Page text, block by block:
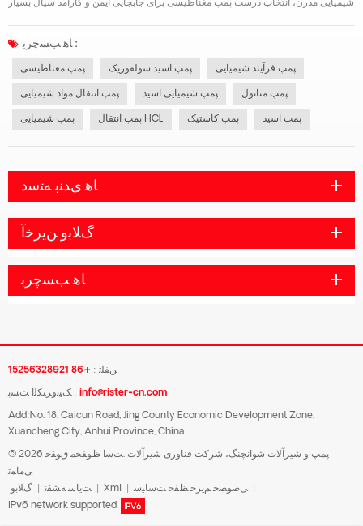
شیمیایی مدرن، انتخاب درست پمپ مغناطیسی برای جابجایی ایمن و کارآمد سیال بسیار
ﺎﻫ ﺐﺴﭼﺮﺑ :
پمپ مغناطیسی پمپ اسید سولفوریک پمپ فرآیند شیمیایی
پمپ انتقال مواد شیمیایی پمپ شیمیایی اسید پمپ متانول
پمپ شیمیایی پمپ انتقال HCL پمپ کاستیک پمپ اسید
ﺎﻫ ﯼﺪﻨﺑ ﻪﺘﺳﺩ
ﮒﻼ ﺑﻭ ﻦﯾﺮﺧﺁ
ﺎﻫ ﺐﺴﭼﺮﺑ
ﻦﻔﻠﺗ : +86 15256328921
ﮏﯿﻧﻭﺮﺘﮑﻟﺍ ﺖﺴﭘ : info@rister-cn.com
Add:No. 18, Caicun Road, Jing County Economic Development Zone,
Xuancheng City, Anhui Province, China.
© 2026 پمپ و شیرآلات شوانچنگ، شرکت فناوری شیرآلات .ﺖﺳﺍ ﻅﻮﻔﺤﻣ ﻕﻮﻘﺣ
ﯽﻣﺎﻤﺗ
ﮒﻼ ﺑﻭ
ﺖﯾﺎﺳ ﻪﺸﻘﻧ Xml ﯽﺻﻮﺼﺧ ﻢﯾﺮﺣ ﻆﻔﺣ ﺖﺳﺎﯿﺳ
IPv6 network supported